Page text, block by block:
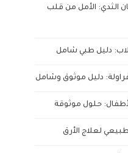
الأمل من قلب
دليل طبي شامل
دليل موثوق وشامل
حلول موثوقة
لعلاج الأرق